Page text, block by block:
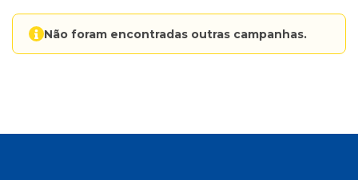
Não foram encontradas outras campanhas.